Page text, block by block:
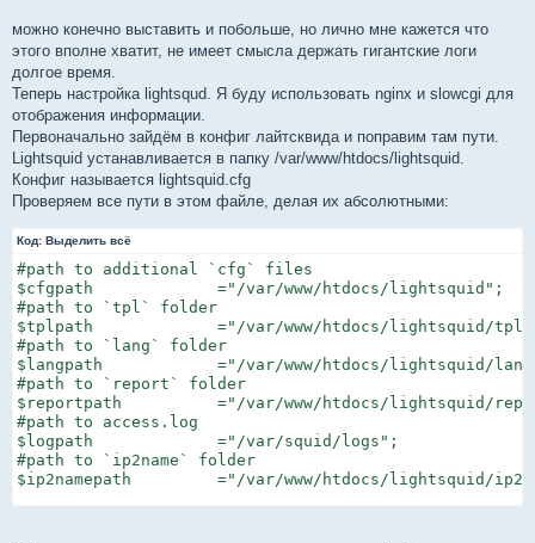
можно конечно выставить и побольше, но лично мне кажется что
этого вполне хватит, не имеет смысла держать гигантские логи
долгое время.
Теперь настройка lightsqud. Я буду использовать nginx и slowcgi для
отображения информации.
Первоначально зайдём в конфиг лайтсквида и поправим там пути.
Lightsquid устанавливается в папку /var/www/htdocs/lightsquid.
Конфиг называется lightsquid.cfg
Проверяем все пути в этом файле, делая их абсолютными:
Код: Выделить всё
#path to additional `cfg` files
$cfgpath             ="/var/www/htdocs/lightsquid";
#path to `tpl` folder
$tplpath             ="/var/www/htdocs/lightsquid/
#path to `lang` folder
$langpath            ="/var/www/htdocs/lightsquid/
#path to `report` folder
$reportpath          ="/var/www/htdocs/lightsquid/
#path to access.log
$logpath             ="/var/squid/logs";
#path to `ip2name` folder
$ip2namepath         ="/var/www/htdocs/lightsquid/